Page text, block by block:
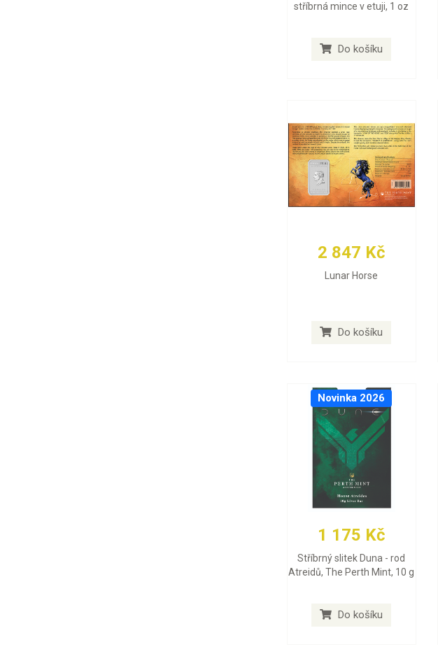
stříbrná mince v etuji, 1 oz
Do košíku
2 847 Kč
Lunar Horse
Do košíku
Novinka 2026
1 175 Kč
Stříbrný slitek Duna - rod
Atreidů, The Perth Mint, 10 g
Do košíku